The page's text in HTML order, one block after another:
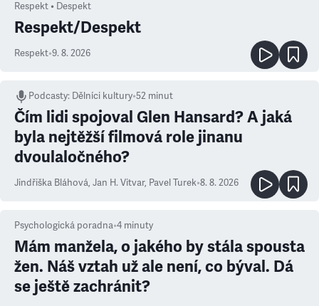
Respekt • Despekt
Respekt/Despekt
Respekt•9. 8. 2026
Podcasty: Dělníci kultury•52 minut
Čím lidi spojoval Glen Hansard? A jaká
byla nejtěžší filmová role jinanu
dvoulaločného?
Jindřiška Bláhová, Jan H. Vitvar, Pavel Turek•8. 8. 2026
Psychologická poradna•4 minuty
Mám manžela, o jakého by stála spousta
žen. Náš vztah už ale není, co býval. Dá
se ještě zachránit?